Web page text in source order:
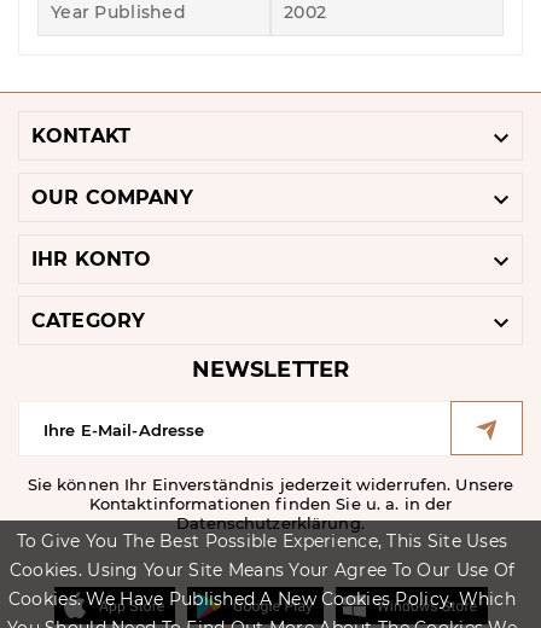
To Give You The Best Possible Experience, This Site Uses
Cookies. Using Your Site Means Your Agree To Our Use Of
Cookies. We Have Published A New Cookies Policy, Which
Year Published 2002
KONTAKT 
OUR COMPANY 
IHR KONTO 
CATEGORY 
NEWSLETTER
Sie können Ihr Einverständnis jederzeit widerrufen. Unsere
Kontaktinformationen finden Sie u. a. in der
Datenschutzerklärung.